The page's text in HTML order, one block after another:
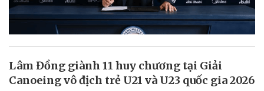
Lâm Đồng giành 11 huy chương tại Giải
Canoeing vô địch trẻ U21 và U23 quốc gia 2026